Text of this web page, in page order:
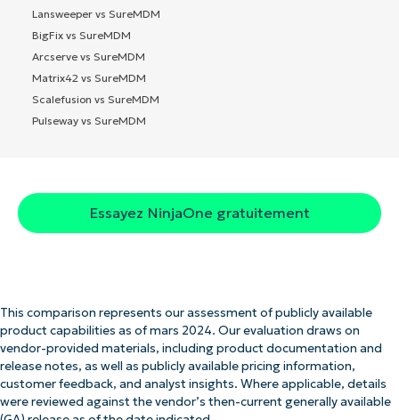
Lansweeper vs SureMDM
BigFix vs SureMDM
Arcserve vs SureMDM
Matrix42 vs SureMDM
Scalefusion vs SureMDM
Pulseway vs SureMDM
Essayez NinjaOne gratuitement
This comparison represents our assessment of publicly available
product capabilities as of mars 2024. Our evaluation draws on
vendor-provided materials, including product documentation and
release notes, as well as publicly available pricing information,
customer feedback, and analyst insights. Where applicable, details
were reviewed against the vendor’s then-current generally available